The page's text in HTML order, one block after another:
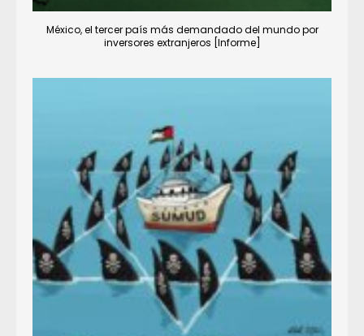
México, el tercer país más demandado del mundo por
inversores extranjeros [Informe]